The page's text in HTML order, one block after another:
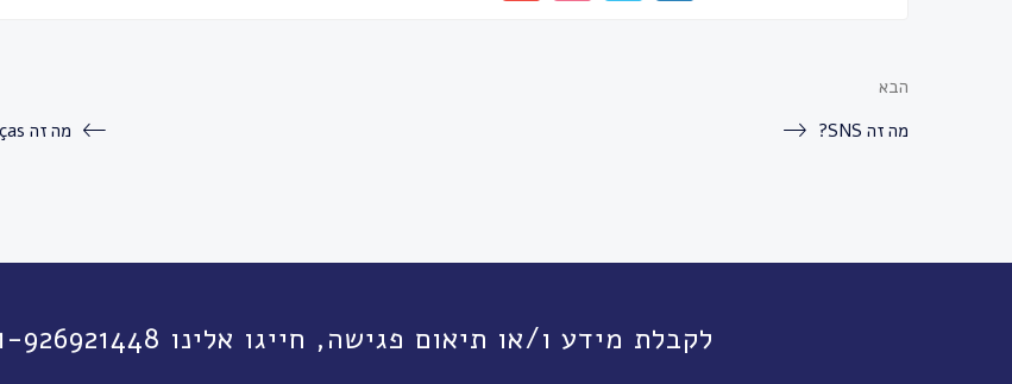
מה זה Finanças?
הבא
מה זה SNS?
לקבלת מידע ו/או תיאום פגישה, חייגו אלינו 351-926921448+ או השאירו פרטים: